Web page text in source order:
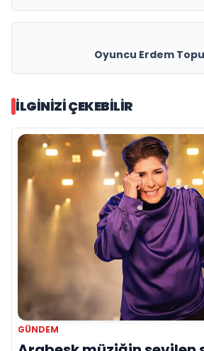
Oyuncu Erdem
İLGINIZI ÇEKEBILIR
GÜNDEM